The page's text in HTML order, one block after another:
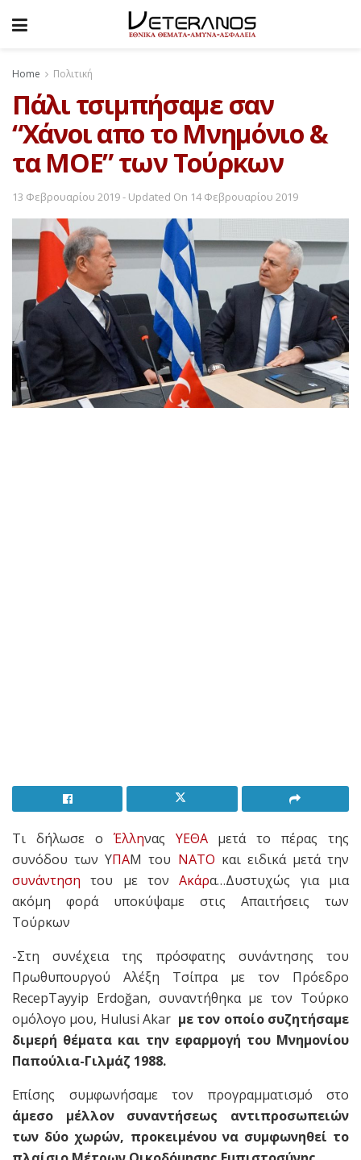
Home Πολιτική
Πάλι τσιμπήσαμε σαν
“Χάνοι απο το Μνημόνιο &
τα ΜΟΕ” των Τούρκων
13 Φεβρουαρίου 2019 - Updated On 14 Φεβρουαρίου 2019
Τι δήλωσε ο Έλληνας ΥΕΘΑμετά το πέρας της
συνόδου των ΥΠΑΜ του ΝΑΤΟ και ειδικά μετά την
συνάντηση του με τονΑκάρα…Δυστυχώς για μια
ακόμη φορά υποκύψαμε στις Απαιτήσεις των
Τούρκων
-Στη συνέχεια της πρόσφατης συνάντησης του
Πρωθυπουργού Αλέξη Τσίπρα με τον Πρόεδρο
RecepTayyip Erdoğan, συναντήθηκα με τον Τούρκο
ομόλογο μου, Hulusi Akar με τον οποίο συζητήσαμε
διμερή θέματα και την εφαρμογή του Μνημονίου
Παπούλια-Γιλμάζ 1988.
Επίσης συμφωνήσαμε τον προγραμματισμό στο
άμεσο μέλλον συναντήσεως αντιπροσωπειών
των δύο χωρών, προκειμένου να συμφωνηθεί το